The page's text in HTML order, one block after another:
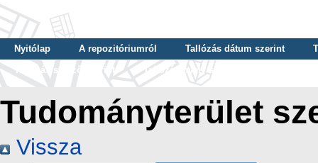
Nyitólap A repozitóriumról Tallózás dátum szerint
Tallózás szerző szerint
Tallózás nyelv szerint
Tudományterület
Vissza